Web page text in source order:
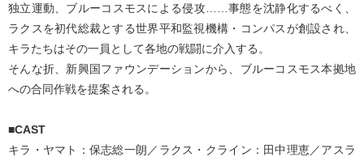
独立運動、ブルーコスモスによる侵攻……事態を沈静化するべく、
ラクスを初代総裁とする世界平和監視機構・コンパスが創設され、
キラたちはその一員として各地の戦闘に介入する。
そんな折、新興国ファウンデーションから、ブルーコスモス本拠地
への合同作戦を提案される。
■CAST
キラ・ヤマト：保志総一朗／ラクス・クライン：田中理恵／アスラ